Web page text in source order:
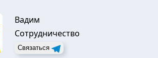
Вадим
Сотрудничество
Связаться